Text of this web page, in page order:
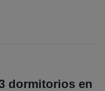
dormitorios en